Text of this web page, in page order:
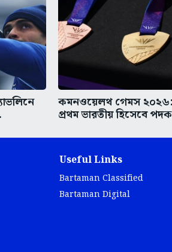
কমনওয়েলথ গেমস
প্রথম ভারতীয় হিসেবে
Useful Links
Bartaman Classified
Bartaman Digital